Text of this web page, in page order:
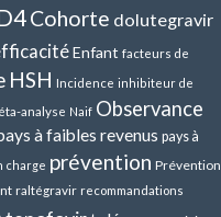
Cohorte dolutegravir
Enfant facteurs de
HSH Incidence inhibiteur de
analyse Naif Observance
à faibles revenus pays à
charge prévention Prévention
raltégravir recommandations